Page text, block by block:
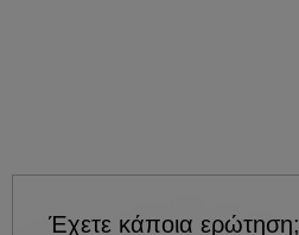
Έχετε κάποια ερώτηση;